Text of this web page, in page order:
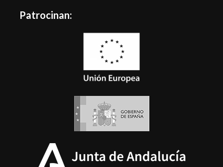
Patrocinan: